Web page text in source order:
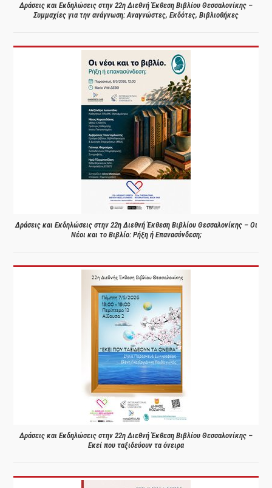
Δράσεις και Εκδηλώσεις στην 22η Διεθνή Έκθεση Βιβλίου Θεσσαλονίκης –
Συμμαχίες για την ανάγνωση: Αναγνώστες, Εκδότες, Βιβλιοθήκες
Δράσεις και Εκδηλώσεις στην 22η Διεθνή Έκθεση Βιβλίου Θεσσαλονίκης – Οι
Νέοι και το Βιβλίο: Ρήξη ή Επανασύνδεση;
Δράσεις και Εκδηλώσεις στην 22η Διεθνή Έκθεση Βιβλίου Θεσσαλονίκης –
Εκεί που ταξιδεύουν τα όνειρα